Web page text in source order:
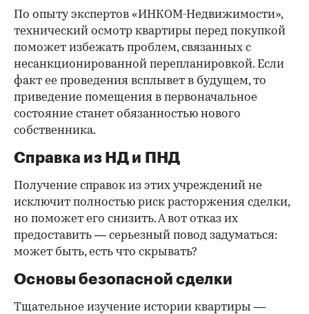
По опыту экспертов «ИНКОМ-Недвижимости»,
технический осмотр квартиры перед покупкой
поможет избежать проблем, связанных с
несанкционированной перепланировкой. Если
факт ее проведения всплывет в будущем, то
приведение помещения в первоначальное
состояние станет обязанностью нового
собственника.
Справка из НД и ПНД
Получение справок из этих учреждений не
исключит полностью риск расторжения сделки,
но поможет его снизить. А вот отказ их
предоставить — серьезный повод задуматься:
может быть, есть что скрывать?
Основы безопасной сделки
Тщательное изучение истории квартиры —